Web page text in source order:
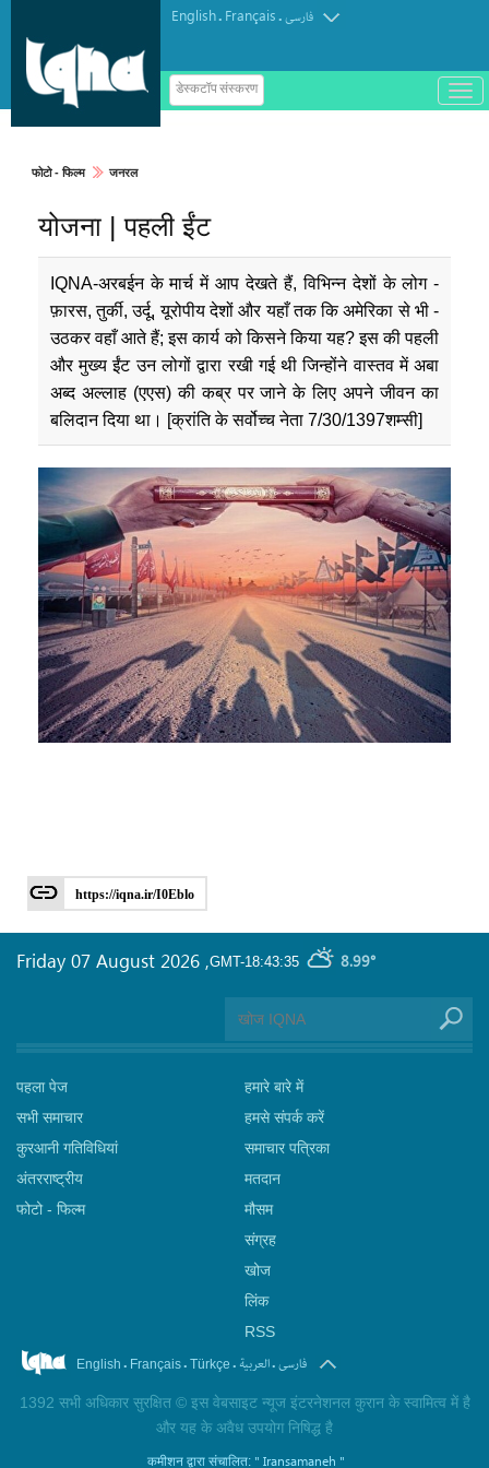
English. Français.فارسی
डेस्कटॉप संस्करण
ب
ا
फोटो - फिल्म जनरल
योजना | पहली ईंट
IQNA-अरबईन के मार्च में आप देखते हैं, विभिन्न देशों के लोग -
फ़ारस, तुर्की, उर्दू, यूरोपीय देशों और यहाँ तक कि अमेरिका से भी -
उठकर वहाँ आते हैं; इस कार्य को किसने किया यह? इस की पहली
और मुख्य ईंट उन लोगों द्वारा रखी गई थी जिन्होंने वास्तव में अबा
अब्द अल्लाह (एएस) की कब्र पर जाने के लिए अपने जीवन का
बलिदान दिया था। [क्रांति के सर्वोच्च नेता 7/30/1397शम्सी]
https://iqna.ir/I0Eblo
GMT-18:43:35 8.99°
Friday 07 August 2026 ,
पहला पेज
सभी समाचार
कुरआनी गतिविधियां
अंतरराष्ट्रीय
फोटो - फिल्म
हमारे बारे में
हमसे संपर्क करें
समाचार पत्रिका
मतदान
मौसम
संग्रह
खोज
लिंक
RSS
English . Français. Türkçe . العربیة.فارسی
1392 सभी अधिकार सुरक्षित © इस वेबसाइट न्यूज इंटरनेशनल कुरान के स्वामित्व में है
और यह के अवैध उपयोग निषिद्ध है
कमीशन द्वारा संचालित: " Iransamaneh "